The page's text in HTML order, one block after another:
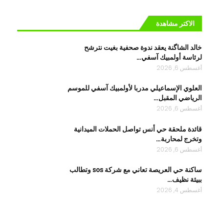
الاكتر مشاهدة
خالد الشاگنة يعقد ندوة صحفية بغيت نترشح
لرئاسة أولمبيك آسفي…
أغسطس 6, 2026
العلوي الإسماعيلي مدربا لأولمبيك آسفي للموسم
الرياضي المقبل…
أغسطس 6, 2026
قائدة ملحقة حي أنس تواصل الحملات الميدانية
وتخرج لمحاربة…
أغسطس 6, 2026
ساكنة حي العريصة تعاني مع شركة sos وتطالب
ببيئة نظيف…
أغسطس 4, 2026